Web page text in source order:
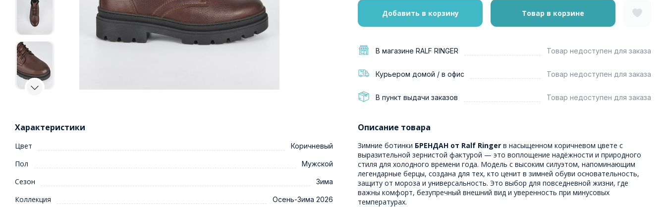
Добавить в корзину Товар в корзине
В магазине RALF RINGER Товар недоступен для заказа
Курьером домой / в офис Товар недоступен для заказа
В пункт выдачи заказов Товар недоступен для заказа
Характеристики
Цвет Коричневый
Пол Мужской
Сезон Зима
Коллекция Осень-Зима 2026
Описание товара
Зимние ботинки БРЕНДАН от Ralf Ringer в насыщенном коричневом цвете с
выразительной зернистой фактурой — это воплощение надёжности и природного
стиля для холодного времени года. Модель с высоким силуэтом, напоминающим
легендарные берцы, создана для тех, кто ценит в зимней обуви основательность,
защиту от мороза и универсальность. Это выбор для повседневной жизни, где
важны комфорт, безупречный внешний вид и уверенность при минусовых
температурах.